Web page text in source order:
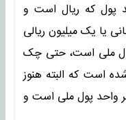
پول که ریال است و
۱۰۰ هزار تومانی یا یک میلیون ریالی
ملی است، حتی چک
شده است که البته هنوز
۵ میلیون برابر واحد پول ملی است و